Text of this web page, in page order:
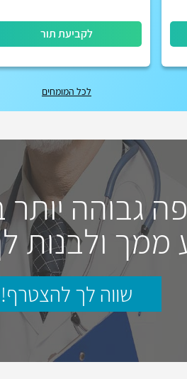
לקביעת תור
לכל המומחים
גבוהה
ממך ולבנות
שווה לך להצטרף!